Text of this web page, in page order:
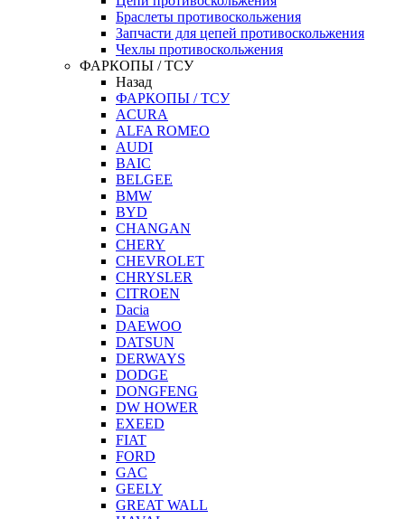
Браслеты противоскольжения
Запчасти для цепей противоскольжения
Чехлы противоскольжения
ФАРКОПЫ / ТСУ
Назад
ФАРКОПЫ / ТСУ
ACURA
ALFA ROMEO
AUDI
BAIC
BELGEE
BMW
BYD
CHANGAN
CHERY
CHEVROLET
CHRYSLER
CITROEN
Dacia
DAEWOO
DATSUN
DERWAYS
DODGE
DONGFENG
DW HOWER
EXEED
FIAT
FORD
GAC
GEELY
GREAT WALL